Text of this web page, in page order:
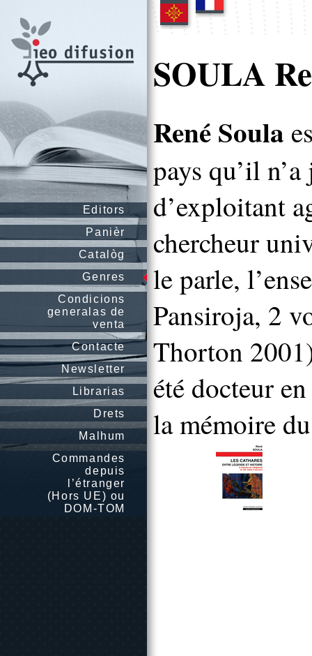
Editors
Panièr
Catalòg
Genres
Condicions
generalas de
venta
Contacte
Newsletter
Librarias
Drets
Malhum
Commandes
depuis
l’étranger
(Hors UE) ou
DOM-TOM
SOULA
René Soula
pays qu’il
d’exploitant
chercheur
le parle,
Pansiroja, 2
Thorton
été docteur
la mémoire